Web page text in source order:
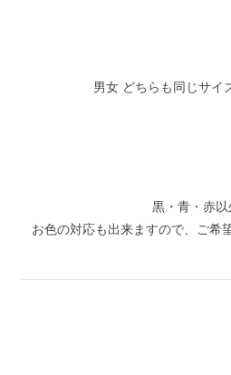
男女 どちらも同じサイ
黒・青・赤
お色の対応も出来ますので、ご希